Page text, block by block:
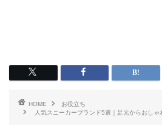
HOME
お役立ち
人気スニーカーブランド5選｜足元からおし